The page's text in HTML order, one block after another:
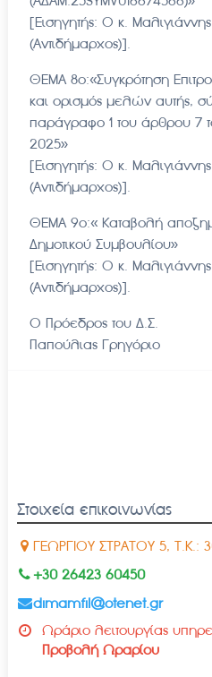
[Εισηγητής: Ο κ.
(Αντιδήμαρχος)].
ΘΕΜΑ 8ο:«Συγκρότηση
και ορισμός μελών αυτής,
παράγραφο 1 του άρθρου 7
2025»
[Εισηγητής: Ο κ.
(Αντιδήμαρχος)].
ΘΕΜΑ 9ο:« Καταβολή
Δημοτικού Συμβουλίου»
[Εισηγητής: Ο κ.
(Αντιδήμαρχος)].
Ο Πρόεδρος του Δ.Σ.
Παπούλιας Γρηγόριο
Στοιχεία επικοινωνίας
ΓΕΩΡΓΙΟΥ ΣΤΡΑΤΟΥ 5, Τ.Κ.:
+30 26423 60450
dimamfil@otenet.gr
Ωράριο λειτουργίας
Προβολή Ωραρίου